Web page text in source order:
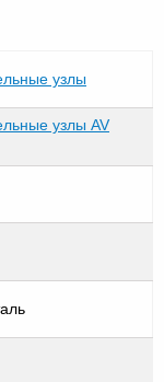
узлы
узлы AV